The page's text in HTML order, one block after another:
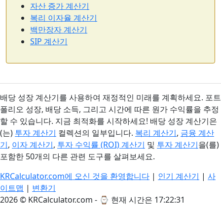
자산 증가 계산기
복리 이자율 계산기
백만장자 계산기
SIP 계산기
배당 성장 계산기를 사용하여 재정적인 미래를 계획하세요. 포트
폴리오 성장, 배당 소득, 그리고 시간에 따른 원가 수익률을 추정
할 수 있습니다. 지금 최적화를 시작하세요! 배당 성장 계산기은
(는) 투자 계산기 컬렉션의 일부입니다. 복리 계산기, 금융 계산
기, 이자 계산기, 투자 수익률 (ROI) 계산기 및 투자 계산기을(를)
포함한 50개의 다른 관련 도구를 살펴보세요.
KRCalculator.com에 오신 것을 환영합니다 | 인기 계산기 | 사
이트맵 | 변환기
2026 © KRCalculator.com - ⌚ 현재 시간은 17:22:31